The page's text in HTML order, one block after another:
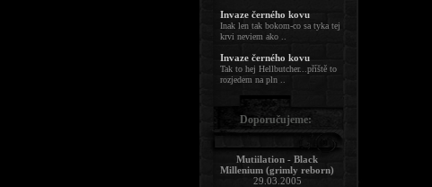
Invaze černého kovu
Inak len tak bokom-co sa tyka tej
krvi neviem ako ..
Invaze černého kovu
Tak to hej Hellbutcher...příště to
rozjedem na pln ..
Doporučujeme:
Mutiilation - Black
Millenium (grimly reborn)
29.03.2005